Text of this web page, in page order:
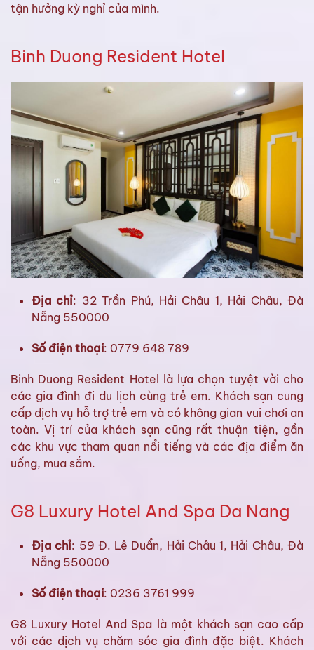
tận hưởng kỳ nghỉ của mình.
Binh Duong Resident Hotel
Địa chỉ: 32 Trần Phú, Hải Châu 1, Hải Châu, Đà
Nẵng 550000
Số điện thoại: 0779 648 789
Binh Duong Resident Hotel là lựa chọn tuyệt vời cho
các gia đình đi du lịch cùng trẻ em. Khách sạn cung
cấp dịch vụ hỗ trợ trẻ em và có không gian vui chơi an
toàn. Vị trí của khách sạn cũng rất thuận tiện, gần
các khu vực tham quan nổi tiếng và các địa điểm ăn
uống, mua sắm.
G8 Luxury Hotel And Spa Da Nang
Địa chỉ: 59 Đ. Lê Duẩn, Hải Châu 1, Hải Châu, Đà
Nẵng 550000
Số điện thoại: 0236 3761 999
G8 Luxury Hotel And Spa là một khách sạn cao cấp
với các dịch vụ chăm sóc gia đình đặc biệt. Khách